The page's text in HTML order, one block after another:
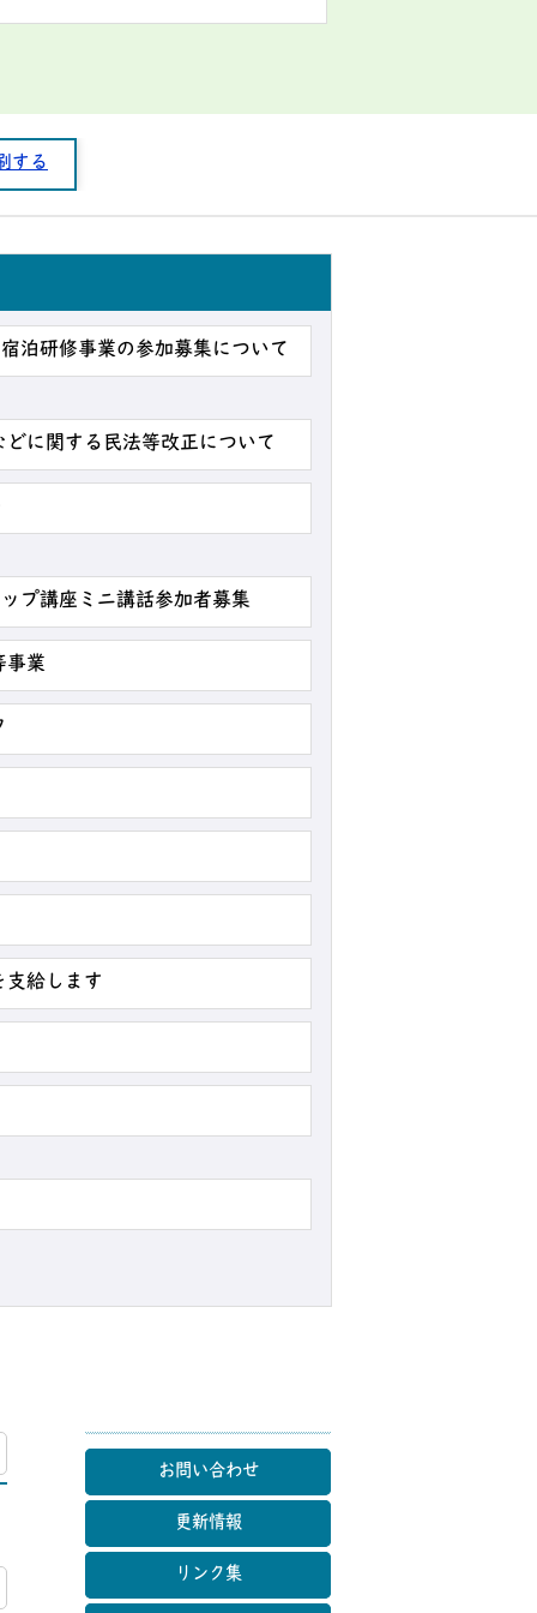
する
泊研修事業の参加募集について
に関する民法等改正について
プ講座ミニ講話参加者募集
事業
支給します
マップ
お問い合わせ
更新情報
リンク集